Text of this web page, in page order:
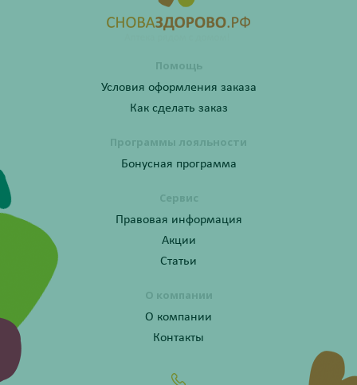
Помощь
Условия оформления заказа
Как сделать заказ
Программы лояльности
Бонусная программа
Сервис
Правовая информация
Акции
Статьи
О компании
О компании
Контакты